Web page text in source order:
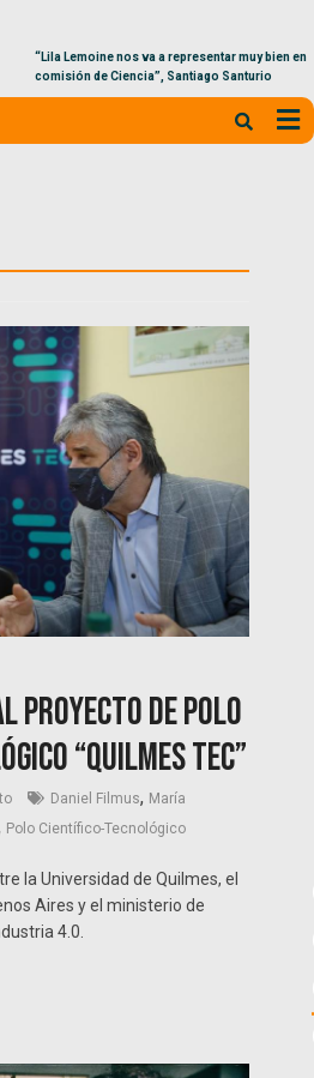
Lemoine nos va a representar muy bien en la
de Ciencia”, Santiago Santurio
proyecto de Polo
“Quilmes TEC”
Daniel Filmus, María
Polo Científico-Tecnológico
la Universidad de Quilmes, el
Aires y el ministerio de
4.0.